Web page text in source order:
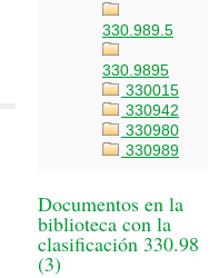
330.989.5
330.9895
330015
330942
330980
330989
Documentos en la
biblioteca con la
clasificación 330.98
(3)